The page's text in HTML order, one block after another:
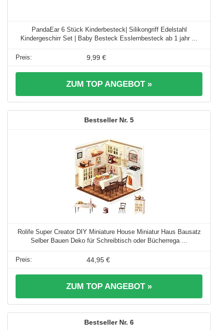
PandaEar 6 Stück Kinderbesteck| Silikongriff Edelstahl
Kindergeschirr Set | Baby Besteck Esslernbesteck ab 1 jahr ...
9,99 €
ZUM TOP ANGEBOT »
5
Rolife Super Creator DIY Miniature House Miniatur Haus Bausatz
Selber Bauen Deko für Schreibtisch oder Bücherrega ...
44,95 €
ZUM TOP ANGEBOT »
6